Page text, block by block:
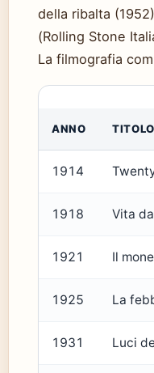
della ribalta
(Rolling Stone
La filmografia
ANNO TITOLO
1914
1918 Vita
1921 Il
1925 La
1931 Luci